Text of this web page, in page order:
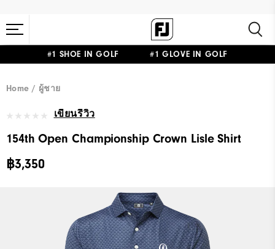
#1 SHOE IN GOLF #1 GLOVE IN GOLF
Home ผู้ชาย
เขียนรีวิว
154th Open Championship Crown Lisle Shirt
฿3,350